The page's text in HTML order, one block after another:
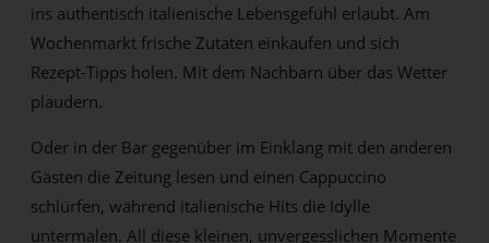
ins authentisch italienische Lebensgefühl erlaubt. Am
Wochenmarkt frische Zutaten einkaufen und sich
Rezept-Tipps holen. Mit dem Nachbarn über das Wetter
plaudern.
Oder in der Bar gegenüber im Einklang mit den anderen
Gästen die Zeitung lesen und einen Cappuccino
schlürfen, während italienische Hits die Idylle
untermalen. All diese kleinen, unvergesslichen Momente